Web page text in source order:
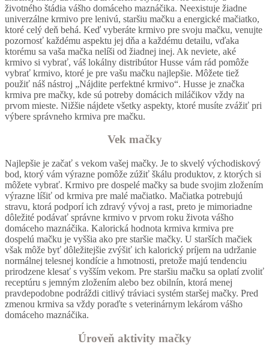
životného štádia vášho domáceho maznáčika. Neexistuje žiadne
univerzálne krmivo pre lenivú, staršiu mačku a energické mačiatko,
ktoré celý deň behá. Keď vyberáte krmivo pre svoju mačku, venujte
pozornosť každému aspektu jej dňa a každému detailu, vďaka
ktorému sa vaša mačka nelíši od žiadnej inej. Ak neviete, aké
krmivo si vybrať, váš lokálny distribútor Husse vám rád pomôže
vybrať krmivo, ktoré je pre vašu mačku najlepšie. Môžete tiež
použiť náš nástroj „Nájdite perfektné krmivo“. Husse je značka
krmiva pre mačky, kde sú potreby domácich miláčikov vždy na
prvom mieste. Nižšie nájdete všetky aspekty, ktoré musíte zvážiť pri
výbere správneho krmiva pre mačku.
Vek mačky
Najlepšie je začať s vekom vašej mačky. Je to skvelý východiskový
bod, ktorý vám výrazne pomôže zúžiť škálu produktov, z ktorých si
môžete vybrať. Krmivo pre dospelé mačky sa bude svojim zložením
výrazne líšiť od krmiva pre malé mačiatko. Mačiatka potrebujú
stravu, ktorá podporí ich zdravý vývoj a rast, preto je mimoriadne
dôležité podávať správne krmivo v prvom roku života vášho
domáceho maznáčika. Kalorická hodnota krmiva krmiva pre
dospelú mačku je vyššia ako pre staršie mačky. U starších mačiek
však môže byť dôležitejšie zvýšiť ich kalorický príjem na udržanie
normálnej telesnej kondície a hmotnosti, pretože majú tendenciu
prirodzene klesať s vyšším vekom. Pre staršiu mačku sa oplatí zvoliť
receptúru s jemným zložením alebo bez obilnín, ktorá menej
pravdepodobne podráždi citlivý tráviaci systém staršej mačky. Pred
zmenou krmiva sa vždy poraďte s veterinárnym lekárom vášho
domáceho maznáčika.
Úroveň aktivity mačky